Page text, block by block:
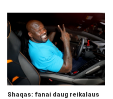
Shaqas: fanai daug reikalaus